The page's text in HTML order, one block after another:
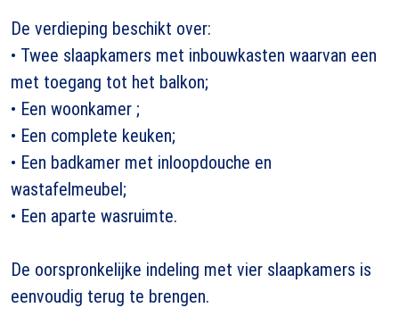
De verdieping beschikt over:
• Twee slaapkamers met inbouwkasten waarvan een
met toegang tot het balkon;
• Een woonkamer ;
• Een complete keuken;
• Een badkamer met inloopdouche en
wastafelmeubel;
• Een aparte wasruimte.
De oorspronkelijke indeling met vier slaapkamers is
eenvoudig terug te brengen.